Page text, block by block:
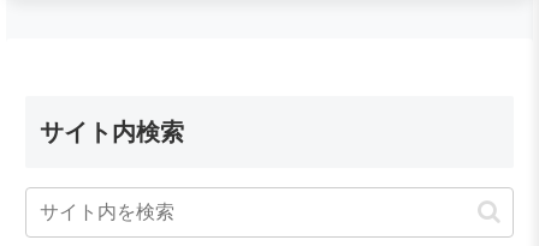
サイト内検索